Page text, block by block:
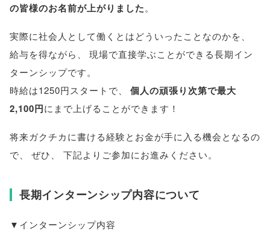
の皆様のお名前が上がりました。
実際に社会人として働くとはどういったことなのかを、
給与を得ながら 、
現場で直接学ぶことができる長期イン
ターンシップです。
時給は1250円スタートで、
個人の頑張り次第で最大
2,100円にまで上げることができます！
将来ガクチカに書ける経験とお金が手に入る機会となるの
で、 ぜひ、 下記よりご参加にお進みください。
長期インターンシップ内容について
▼インターンシップ内容